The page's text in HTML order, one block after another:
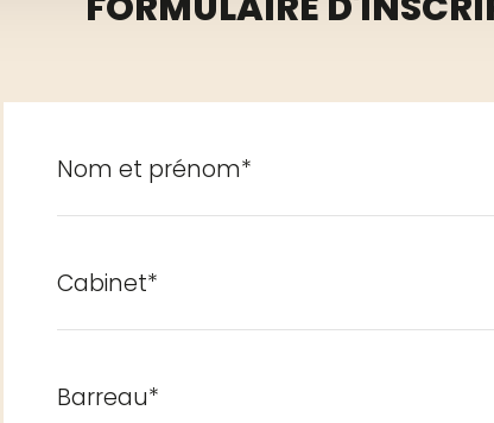
Nom et prénom*
Cabinet*
Barreau*